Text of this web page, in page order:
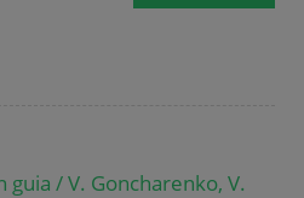
/ V. Goncharenko, V.